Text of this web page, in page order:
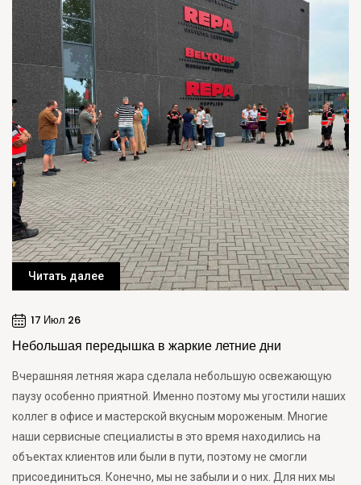
Читать далее
17 Июл 26
Небольшая передышка в жаркие летние дни
Вчерашняя летняя жара сделала небольшую освежающую
паузу особенно приятной. Именно поэтому мы угостили наших
коллег в офисе и мастерской вкусным мороженым. Многие
наши сервисные специалисты в это время находились на
объектах клиентов или были в пути, поэтому не смогли
присоединиться. Конечно, мы не забыли и о них. Для них мы